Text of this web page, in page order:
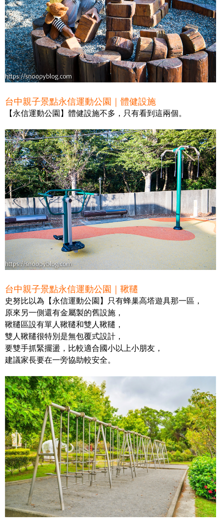
台中親子景點永信運動公園｜體健設施
【永信運動公園】體健設施不多，只有看到這兩個。
台中親子景點永信運動公園｜鞦韆
史努比以為【永信運動公園】只有蜂巢高塔遊具那一區，
原來另一側還有金屬製的舊設施，
鞦韆區設有單人鞦韆和雙人鞦韆，
雙人鞦韆很特別是無包覆式設計，
要雙手抓緊擺盪，比較適合國小以上小朋友，
建議家長要在一旁協助較安全。